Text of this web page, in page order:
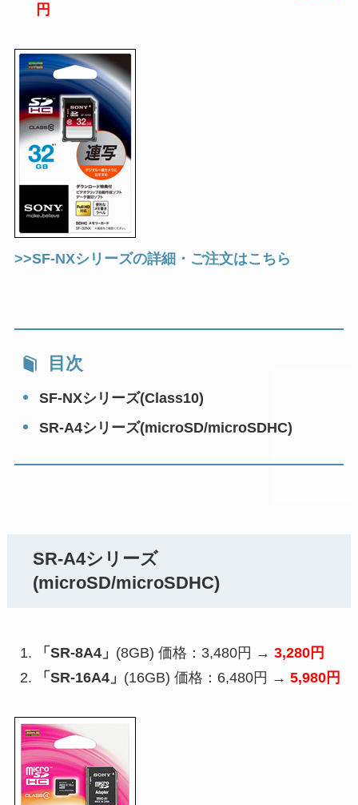
円
>>SF-NXシリーズの詳細・ご注文はこちら
目次
SF-NXシリーズ(Class10)
SR-A4シリーズ(microSD/microSDHC)
SR-A4シリーズ
(microSD/microSDHC)
「SR-8A4」 (8GB) 価格：3,480円 → 3,280円
「SR-16A4」 (16GB) 価格：6,480円 → 5,980円